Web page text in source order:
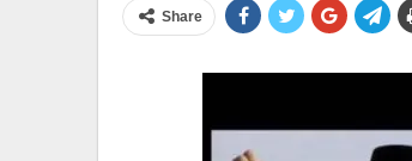
Share